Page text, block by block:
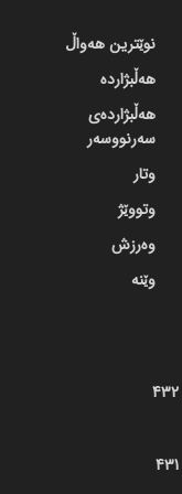
نوێترین هەواڵ
هەڵبژاردە
هەڵبژاردەی
سەرنووسەر
وتار
وتووێژ
وەرزش
وێنە